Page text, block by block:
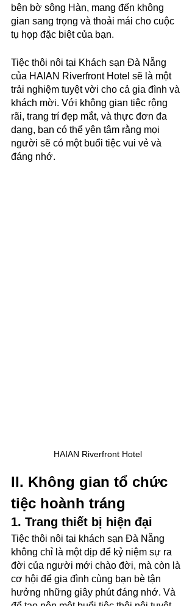
bên bờ sông Hàn, mang đến không
gian sang trọng và thoải mái cho cuộc
tụ họp đặc biệt của bạn.
Tiệc thôi nôi tại Khách sạn Đà Nẵng
của HAIAN Riverfront Hotel sẽ là một
trải nghiệm tuyệt vời cho cả gia đình và
khách mời. Với không gian tiệc rộng
rãi, trang trí đẹp mắt, và thực đơn đa
dạng, bạn có thể yên tâm rằng mọi
người sẽ có một buổi tiệc vui vẻ và
đáng nhớ.
HAIAN Riverfront Hotel
II. Không gian tổ chức
tiệc hoành tráng
1. Trang thiết bị hiện đại
Tiệc thôi nôi tại khách sạn Đà Nẵng
không chỉ là một dịp để kỷ niệm sự ra
đời của người mới chào đời, mà còn là
cơ hội để gia đình cùng bạn bè tận
hưởng những giây phút đáng nhớ. Và